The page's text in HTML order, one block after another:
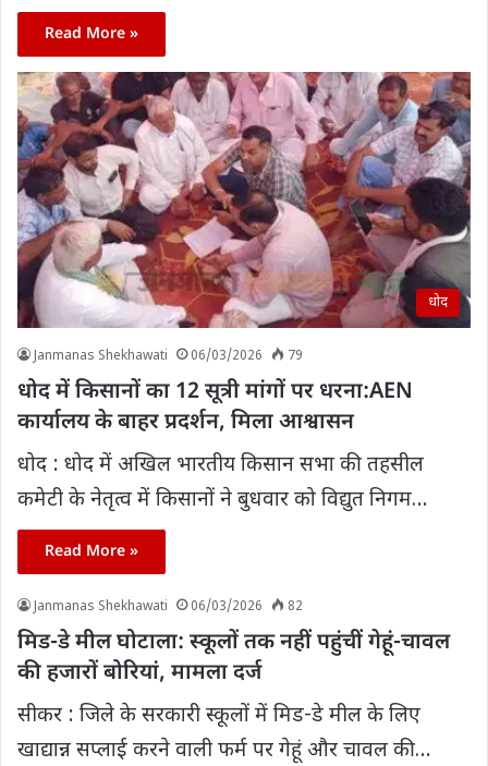
Read More »
धोद
Janmanas Shekhawati 06/03/2026 79
धोद में किसानों का 12 सूत्री मांगों पर धरना:AEN
कार्यालय के बाहर प्रदर्शन, मिला आश्वासन
धोद : धोद में अखिल भारतीय किसान सभा की तहसील
कमेटी के नेतृत्व में किसानों ने बुधवार को विद्युत निगम…
Read More »
Janmanas Shekhawati 06/03/2026 82
मिड-डे मील घोटाला: स्कूलों तक नहीं पहुंचीं गेहूं-चावल
की हजारों बोरियां, मामला दर्ज
सीकर : जिले के सरकारी स्कूलों में मिड-डे मील के लिए
खाद्यान्न सप्लाई करने वाली फर्म पर गेहूं और चावल की…